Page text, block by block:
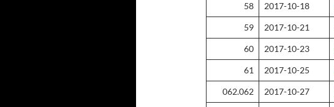
58 2017-10-18
59 2017-10-21
60 2017-10-23
61 2017-10-25
062.062 2017-10-27